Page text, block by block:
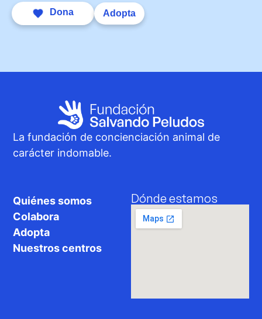
Dona Adopta
La fundación de concienciación animal de
carácter indomable.
Quiénes somos
Colabora
Adopta
Nuestros centros
Dónde estamos